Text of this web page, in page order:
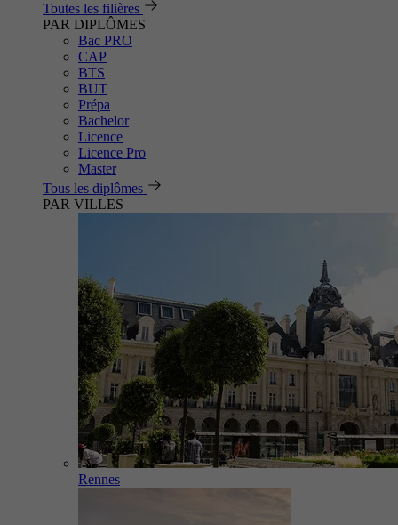
Toutes les filières
PAR DIPLÔMES
Bac PRO
CAP
BTS
BUT
Prépa
Bachelor
Licence
Licence Pro
Master
Tous les diplômes
PAR VILLES
Rennes